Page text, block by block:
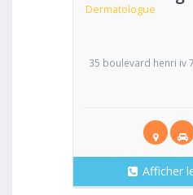
Dermatologue
35 boulevard henri iv
Afficher